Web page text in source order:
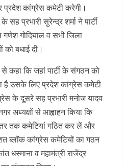
प्रदेश कांग्रेस कमेटी करेगी।
प्रभारी सुरेन्द्र शर्मा ने पार्टी
गोदियाल व सभी जिला
को बधाई दी।
से कहा कि जहां पार्टी के संगठन को
है उसके लिए प्रदेश कांग्रेस कमेटी
के दूसरे सह प्रभारी मनोज यादव
अध्यक्षों से आह्वाहन किया कि
तक कमेटियां गठित कर लें और
ब्लॉक कांग्रेस कमेटियों का गठन
धस्माना व महामंत्री राजेंद्र